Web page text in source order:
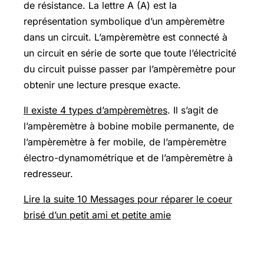
de résistance. La lettre A (A) est la
représentation symbolique d’un ampèremètre
dans un circuit. L’ampèremètre est connecté à
un circuit en série de sorte que toute l’électricité
du circuit puisse passer par l’ampèremètre pour
obtenir une lecture presque exacte.
Il existe 4 types d’ampèremètres. Il s’agit de
l’ampèremètre à bobine mobile permanente, de
l’ampèremètre à fer mobile, de l’ampèremètre
électro-dynamométrique et de l’ampèremètre à
redresseur.
Lire la suite 10 Messages pour réparer le coeur
brisé d’un petit ami et petite amie